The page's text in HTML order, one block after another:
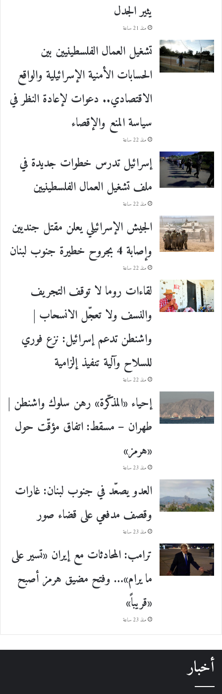
يثير الجدل
منذ 21 ساعة
تشغيل العمال الفلسطينيين بين
الحسابات الأمنية الإسرائيلية والواقع
الاقتصادي.. دعوات لإعادة النظر في
سياسة المنع والإقصاء
منذ 22 ساعة
إسرائيل تدرس خطوات جديدة في
ملف تشغيل العمال الفلسطينيين
منذ 22 ساعة
الجيش الإسرائيلي يعلن مقتل جنديين
وإصابة 4 بجروح خطيرة جنوب لبنان
منذ 22 ساعة
لقاءات روما لا توقف التجريف
والنسف ولا تعجّل الانسحاب |
واشنطن تدعم إسرائيل: نزع فوري
للسلاح وآلية تنفيذ إلزامية
منذ 22 ساعة
إحياء «المذكّرة» رهن سلوك واشنطن |
طهران – مسقط: اتفاق مؤقّت حول
«هرمز»
منذ 23 ساعة
العدو يصعّد في جنوب لبنان: غارات
وقصف مدفعي على قضاء صور
منذ 23 ساعة
ترامب: المحادثات مع إيران «تسير على
ما يرام»… وفتح مضيق هرمز أصبح
«قريباً»
منذ 23 ساعة
أخبار